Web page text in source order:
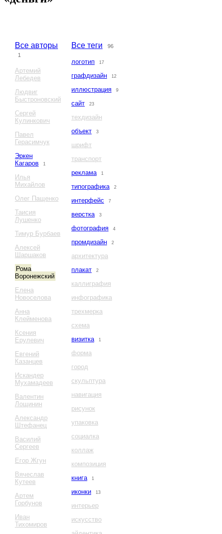
Все авторы
1
Артемий
Лебедев
Людвиг
Быстроновский
Сергей
Кулинкович
Павел
Герасимчук
Эркен
Кагаров
1
Илья
Михайлов
Олег Пащенко
Таисия
Лушенко
Тимур Бурбаев
Алексей
Шаршаков
Рома
Воронежский
Елена
Новоселова
Анна
Клейменова
Ксения
Ерулевич
Евгений
Казанцев
Искандер
Мухамадеев
Валентин
Лощинин
Александр
Штефанец
Василий
Сергеев
Егор Жгун
Вячеслав
Кутеев
Артем
Горбунов
Иван
Тихомиров
Все теги 96
логотип 17
графдизайн 12
иллюстрация 9
сайт 23
техдизайн
объект
3
шрифт
транспорт
реклама
1
типографика 2
интерфейс 7
верстка 3
фотография 4
промдизайн 2
архитектура
плакат
2
каллиграфия
инфографика
трехмерка
схема
визитка
1
форма
город
скульптура
навигация
рисунок
упаковка
социалка
коллаж
композиция
книга
1
иконки 13
интерьер
искусство